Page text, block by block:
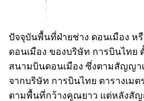
ปัจจุบันพื้นที่ฝ่ายช่าง ดอนเมือง ห
ดอนเมือง ของบริษัท การบินไทย
สนามบินดอนเมือง ซึ่งตามสัญญา
จากบริษัท การบินไทย ตารางเม
ตามพื้นที่กว้างคูณยาว แต่หลังสัญ